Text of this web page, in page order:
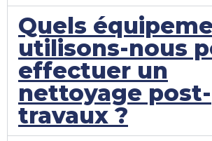
Quels
utilisons-nous
effectuer un
nettoyage post-
travaux ?